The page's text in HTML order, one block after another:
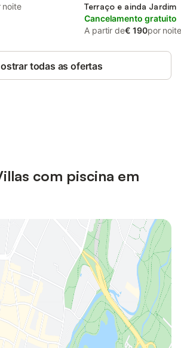
noite
Terraço e ainda Jardim
Cancelamento gratuito
A partir de€ 190por noite
todas as ofertas
com piscina em